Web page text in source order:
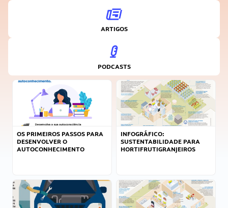
ARTIGOS
PODCASTS
OS PRIMEIROS PASSOS PARA
DESENVOLVER O
AUTOCONHECIMENTO
INFOGRÁFICO:
SUSTENTABILIDADE PARA
HORTIFRUTIGRANJEIROS